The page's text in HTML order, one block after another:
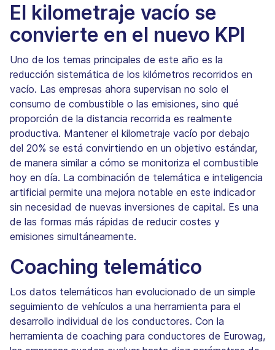
El kilometraje vacío se
convierte en el nuevo KPI
Uno de los temas principales de este año es la
reducción sistemática de los kilómetros recorridos en
vacío. Las empresas ahora supervisan no solo el
consumo de combustible o las emisiones, sino qué
proporción de la distancia recorrida es realmente
productiva. Mantener el kilometraje vacío por debajo
del 20% se está convirtiendo en un objetivo estándar,
de manera similar a cómo se monitoriza el combustible
hoy en día. La combinación de telemática e inteligencia
artificial permite una mejora notable en este indicador
sin necesidad de nuevas inversiones de capital. Es una
de las formas más rápidas de reducir costes y
emisiones simultáneamente.
Coaching telemático
Los datos telemáticos han evolucionado de un simple
seguimiento de vehículos a una herramienta para el
desarrollo individual de los conductores. Con la
herramienta de coaching para conductores de Eurowag,